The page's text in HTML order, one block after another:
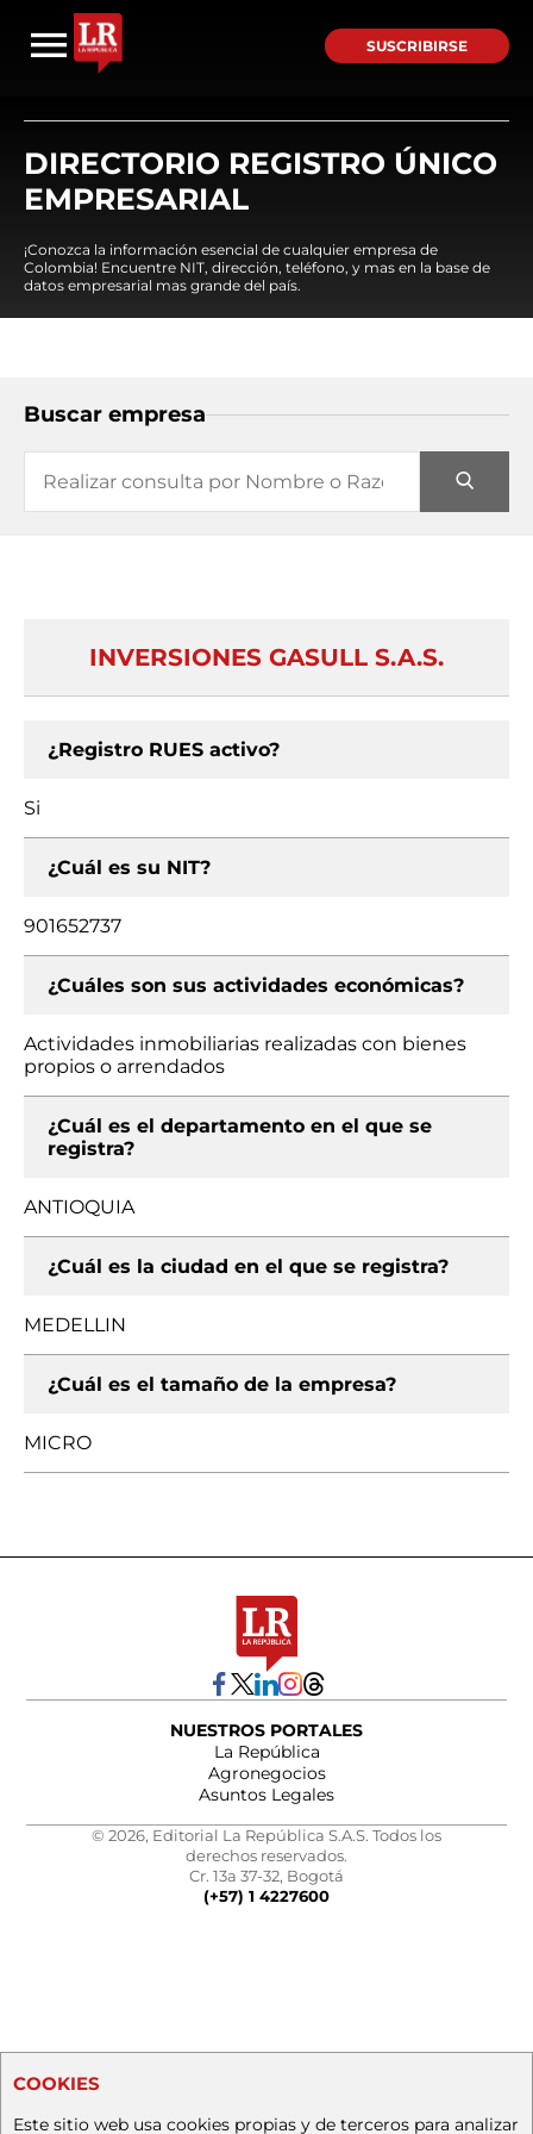
SUSCRIBIRSE
DIRECTORIO REGISTRO ÚNICO
EMPRESARIAL
¡Conozca la información esencial de cualquier empresa de
Colombia! Encuentre NIT, dirección, teléfono, y mas en la base de
datos empresarial mas grande del país.
Buscar empresa
INVERSIONES GASULL S.A.S.
¿Registro RUES activo?
Si
¿Cuál es su NIT?
901652737
¿Cuáles son sus actividades económicas?
Actividades inmobiliarias realizadas con bienes
propios o arrendados
¿Cuál es el departamento en el que se
registra?
ANTIOQUIA
¿Cuál es la ciudad en el que se registra?
MEDELLIN
¿Cuál es el tamaño de la empresa?
MICRO
NUESTROS PORTALES
La República
Agronegocios
Asuntos Legales
© 2026, Editorial La República S.A.S. Todos los
derechos reservados.
Cr. 13a 37-32, Bogotá
(+57) 1 4227600
COOKIES
Este sitio web usa cookies propias y de terceros para analizar